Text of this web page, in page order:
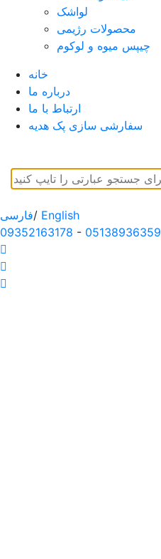
لواشک
محصولات رژیمی
چیپس میوه و لوکوم
خانه
درباره ما
ارتباط با ما
سفارشی سازی پک هدیه
فارسی/ English
09352163178 - 05138936359